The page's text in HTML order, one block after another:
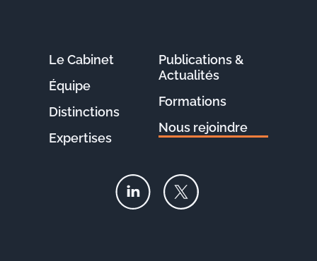
Le Cabinet
Équipe
Distinctions
Expertises
Publications &
Actualités
Formations
Nous rejoindre